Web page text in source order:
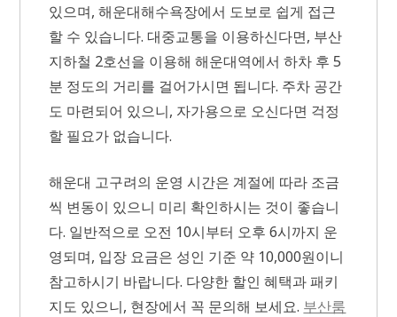
있으며, 해운대해수욕장에서 도보로 쉽게 접근
할 수 있습니다. 대중교통을 이용하신다면, 부산
지하철 2호선을 이용해 해운대역에서 하차 후 5
분 정도의 거리를 걸어가시면 됩니다. 주차 공간
도 마련되어 있으니, 자가용으로 오신다면 걱정
할 필요가 없습니다.
해운대 고구려의 운영 시간은 계절에 따라 조금
씩 변동이 있으니 미리 확인하시는 것이 좋습니
다. 일반적으로 오전 10시부터 오후 6시까지 운
영되며, 입장 요금은 성인 기준 약 10,000원이니
참고하시기 바랍니다. 다양한 할인 혜택과 패키
지도 있으니, 현장에서 꼭 문의해 보세요. 부산룸